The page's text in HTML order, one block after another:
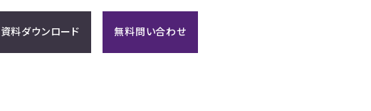
資料ダウンロード 無料問い合わせ